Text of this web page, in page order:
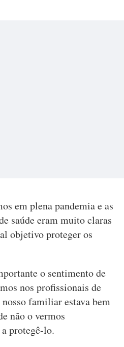
em plena pandemia e as
saúde eram muito claras
objetivo proteger os
o sentimento de
nos profissionais de
nosso familiar estava bem
não o vermos
protegê-lo.